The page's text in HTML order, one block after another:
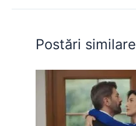
o
o
k
p
p
n
g
er
Postări similare